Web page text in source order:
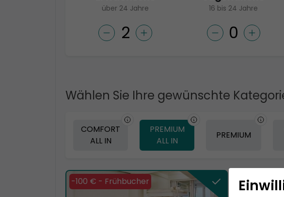
über 24 Jahre 16 bis 24 Jahre
Wählen Sie Ihre gewünschte
COMFORT
ALL IN
PREMIUM
ALL IN
PREMIUM
-100 € - Frühbucher